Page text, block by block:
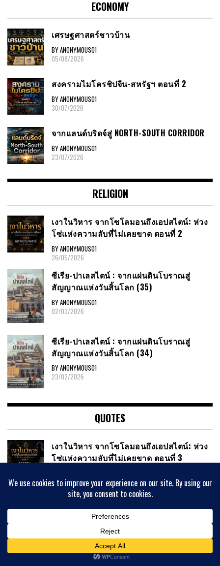
ECONOMY
เศรษฐศาสตร์ชาวบ้าน
BY ANONYMOUS01
05/08/2026
สงครามไมโครชิปจีน-สหรัฐฯ ตอนที่ 2
BY ANONYMOUS01
30/07/2026
จากแลนด์บริดจ์สู่ NORTH-SOUTH CORRIDOR
BY ANONYMOUS01
23/07/2026
RELIGION
เงาในวิหาร จากโซโลมอนถึงเอปสไตน์: ห่วง
โซ่แห่งความลับที่ไม่เคยขาด ตอนที่ 2
BY ANONYMOUS01
26/05/2026
ซีเรีย​-ปาเลสไตน์​ : จากแผ่นดินโบราณสู่
สัญญาณ​แห่งวันสิ้นโลก​ (35)
BY ANONYMOUS01
02/03/2026
ซีเรีย​-ปาเลสไตน์​ : จากแผ่นดินโบราณสู่
สัญญาณ​แห่งวันสิ้นโลก​ (34)
BY ANONYMOUS01
23/02/2026
QUOTES
เงาในวิหาร จากโซโลมอนถึงเอปสไตน์: ห่วง
โซ่แห่งความลับที่ไม่เคยขาด ตอนที่ 3
27/05/2026
ดาไล ลามะ และพาตาโกเนีย
BY ANONYMOUS01
สงครามที่ทุกฝ่ายแพ้ แต่ไม่มีใครยอมรับ